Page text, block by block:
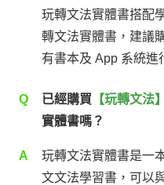
玩轉文法實體書搭配
轉文法實體書，建議
有書本及 App 系統進
Q 已經購買 【玩轉文法】
實體書嗎？
A
玩轉文法實體書是一
文文法學習書，可以